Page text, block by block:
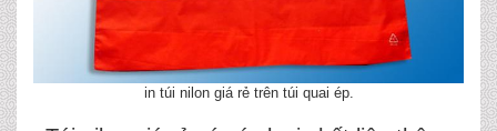
in túi nilon giá rẻ trên túi quai ép.